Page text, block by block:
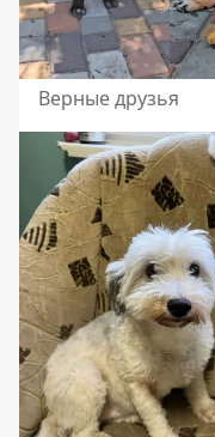
Верные друзья